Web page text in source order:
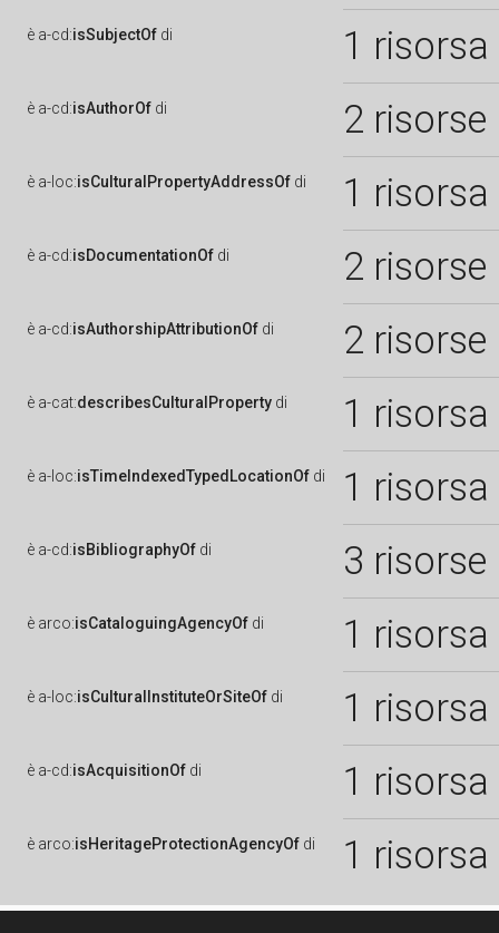
è a-cd:isSubjectOf di 1 risorsa
è a-cd:isAuthorOf di 2 risorse
è a-loc:isCulturalPropertyAddressOf di 1 risorsa
è a-cd:isDocumentationOf di 2 risorse
è a-cd:isAuthorshipAttributionOf di 2 risorse
è a-cat:describesCulturalProperty di 1 risorsa
è a-loc:isTimeIndexedTypedLocationOf di 1 risorsa
è a-cd:isBibliographyOf di 3 risorse
è arco:isCataloguingAgencyOf di 1 risorsa
è a-loc:isCulturalInstituteOrSiteOf di 1 risorsa
è a-cd:isAcquisitionOf di 1 risorsa
è arco:isHeritageProtectionAgencyOf di 1 risorsa